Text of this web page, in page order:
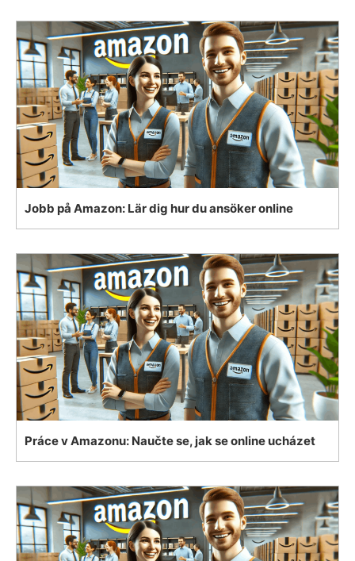
Jobb på Amazon: Lär dig hur du ansöker online
Práce v Amazonu: Naučte se, jak se online ucházet